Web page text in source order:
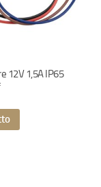
12V 1,5A IP65